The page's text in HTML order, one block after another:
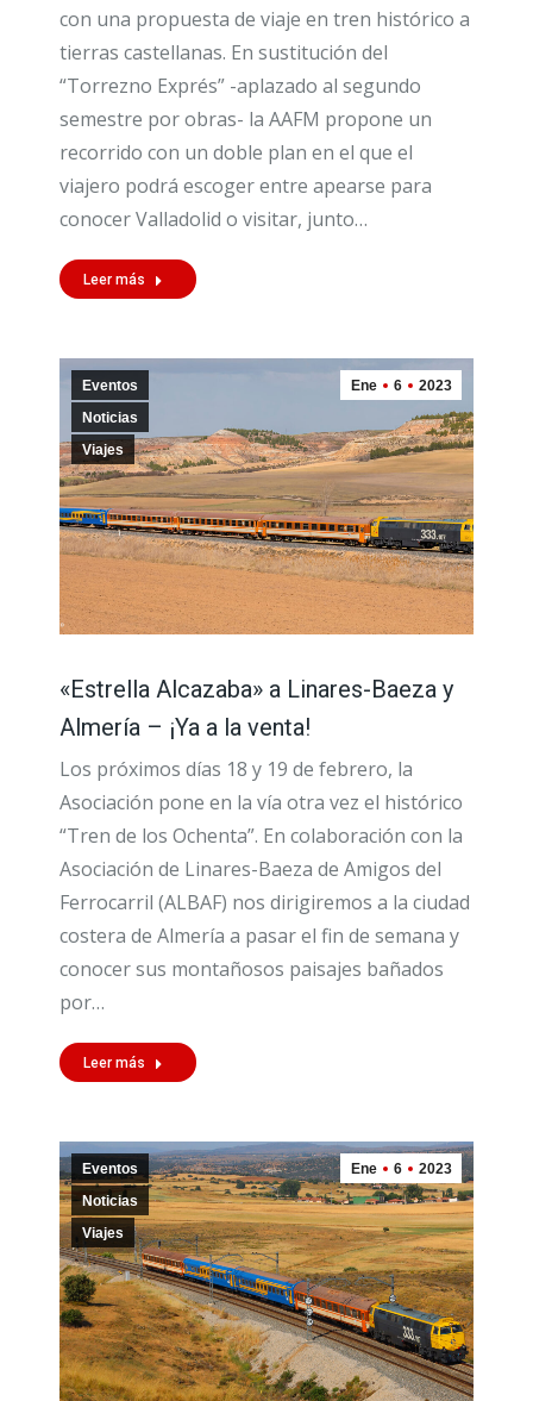
con una propuesta de viaje en tren histórico a
tierras castellanas. En sustitución del
“Torrezno Exprés” -aplazado al segundo
semestre por obras- la AAFM propone un
recorrido con un doble plan en el que el
viajero podrá escoger entre apearse para
conocer Valladolid o visitar, junto…
Leer más
Ene 6 2023
Eventos
Noticias
Viajes
«Estrella Alcazaba» a Linares-Baeza y
Almería – ¡Ya a la venta!
Los próximos días 18 y 19 de febrero, la
Asociación pone en la vía otra vez el histórico
“Tren de los Ochenta”. En colaboración con la
Asociación de Linares-Baeza de Amigos del
Ferrocarril (ALBAF) nos dirigiremos a la ciudad
costera de Almería a pasar el fin de semana y
conocer sus montañosos paisajes bañados
por…
Leer más
Ene 6 2023
Eventos
Noticias
Viajes